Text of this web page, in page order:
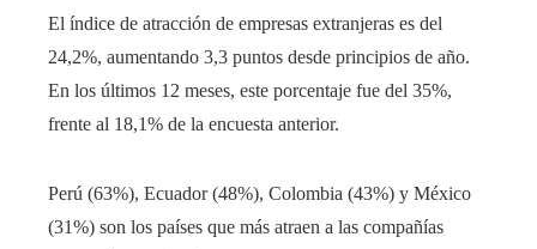
El índice de atracción de empresas extranjeras es del
24,2%, aumentando 3,3 puntos desde principios de año.
En los últimos 12 meses, este porcentaje fue del 35%,
frente al 18,1% de la encuesta anterior.
Perú (63%), Ecuador (48%), Colombia (43%) y México
(31%) son los países que más atraen a las compañías